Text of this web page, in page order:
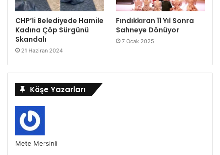
CHP’li Belediyede Hamile
Kadına Çöp Sürgünü
Skandalı
21 Haziran 2024
Fındıkkıran 11 Yıl Sonra
Sahneye Dönüyor
7 Ocak 2025
Köşe Yazarları
Mete Mersinli